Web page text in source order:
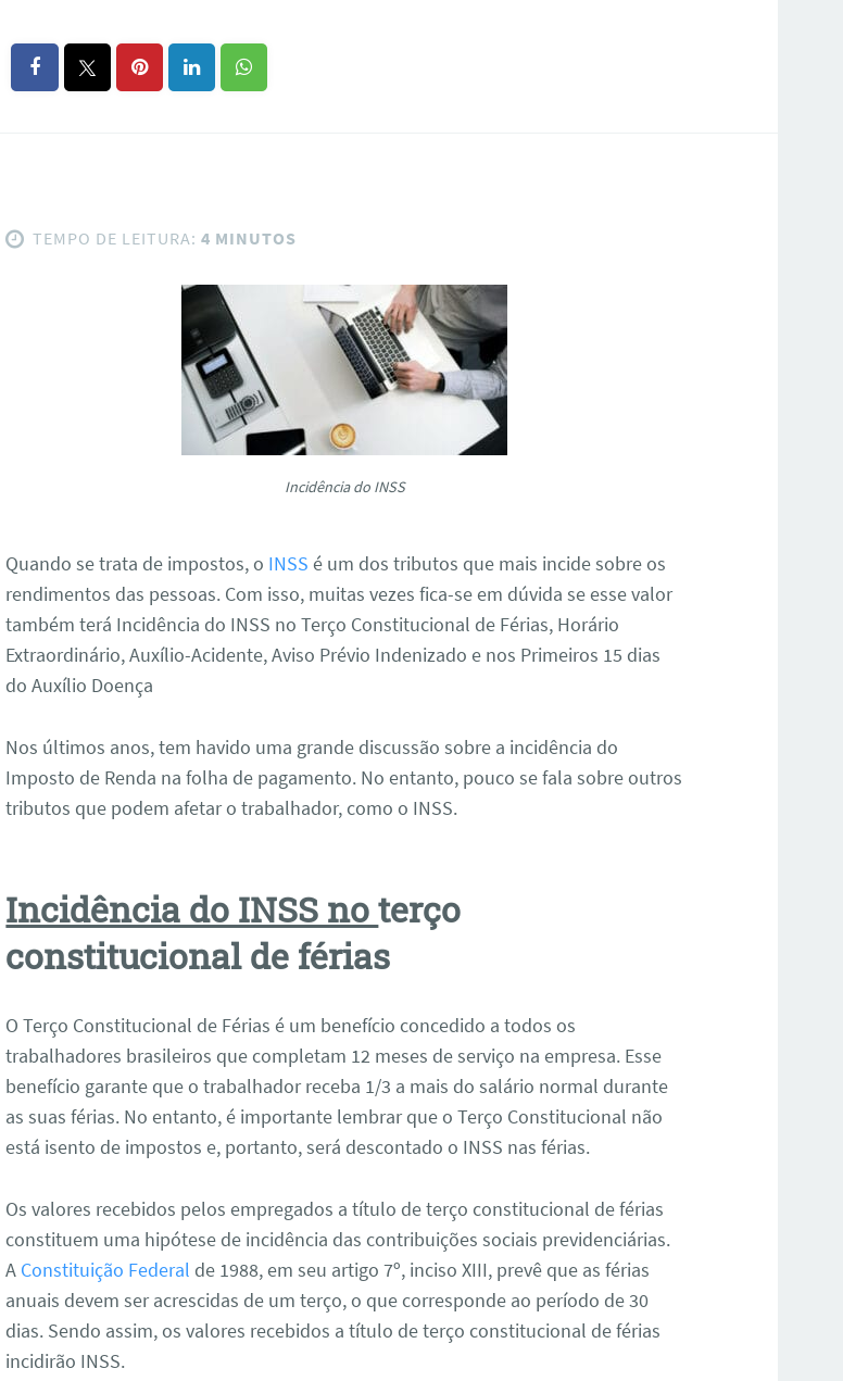
TEMPO DE LEITURA: 4 MINUTOS
Incidência do INSS
Quando se trata de impostos, o INSS é um dos tributos que mais incide sobre os
rendimentos das pessoas. Com isso, muitas vezes fica-se em dúvida se esse valor
também terá Incidência do INSS no Terço Constitucional de Férias, Horário
Extraordinário, Auxílio-Acidente, Aviso Prévio Indenizado e nos Primeiros 15 dias
do Auxílio Doença
Nos últimos anos, tem havido uma grande discussão sobre a incidência do
Imposto de Renda na folha de pagamento. No entanto, pouco se fala sobre outros
tributos que podem afetar o trabalhador, como o INSS.
Incidência do INSS noterço
constitucional de férias
O Terço Constitucional de Férias é um benefício concedido a todos os
trabalhadores brasileiros que completam 12 meses de serviço na empresa. Esse
benefício garante que o trabalhador receba 1/3 a mais do salário normal durante
as suas férias. No entanto, é importante lembrar que o Terço Constitucional não
está isento de impostos e, portanto, será descontado o INSS nas férias.
Os valores recebidos pelos empregados a título de terço constitucional de férias
constituem uma hipótese de incidência das contribuições sociais previdenciárias.
A Constituição Federal de 1988, em seu artigo 7º, inciso XIII, prevê que as férias
anuais devem ser acrescidas de um terço, o que corresponde ao período de 30
dias. Sendo assim, os valores recebidos a título de terço constitucional de férias
incidirão INSS.